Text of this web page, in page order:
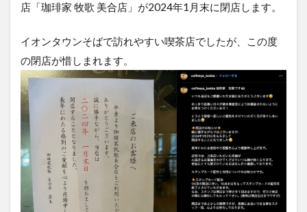
店「珈琲家 牧歌 美合店」が2024年1月末に閉店します。
イオンタウンそばで訪れやすい喫茶店でしたが、この度
の閉店が惜しまれます。